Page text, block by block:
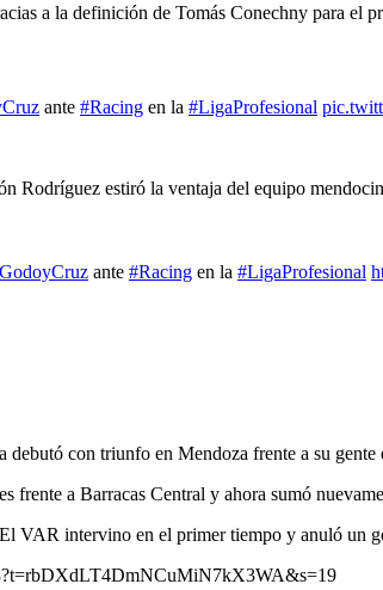
a la definición de Tomás Conechny para el
ante #Racing en la #LigaProfesional
Rodríguez estiró la ventaja del equipo
ante #Racing en la #LigaProfesional
con triunfo en Mendoza frente a su
a Barracas Central y ahora sumó
VAR intervino en el primer tiempo y anuló un